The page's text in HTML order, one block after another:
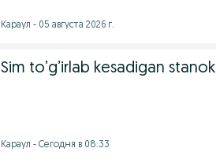
Караул - 05 августа 2026 г.
Sim to’g’irlab kesadigan stanok
Караул - Сегодня в 08:33